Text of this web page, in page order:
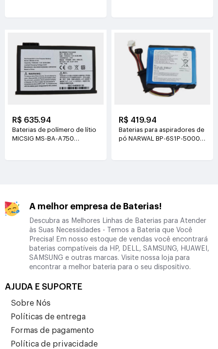
R$ 635.94
Baterias de polímero de lítio
MICSIG MS-BA-A750
R$ 419.94
Baterias para aspiradores de
pó NARWAL BP-6S1P-5000A
A melhor empresa de Baterias!
Descubra as Melhores Linhas de Baterias para Atender
às Suas Necessidades - Temos a Bateria que Você
Precisa! Em nosso estoque de vendas você encontrará
baterias compatíveis da HP, DELL, SAMSUNG, HUAWEI,
SAMSUNG e outras marcas. Visite nossa loja para
encontrar a melhor bateria para o seu dispositivo.
AJUDA E SUPORTE
Sobre Nós
Políticas de entrega
Formas de pagamento
Política de privacidade